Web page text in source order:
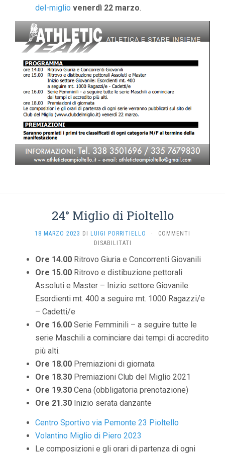
del-miglio venerdì 22 marzo.
24° Miglio di Pioltello
18 MARZO 2023 DI LUIGI PORRITIELLO ·
COMMENTI
DISABILITATI
MIGLIO
DI
Ore 14.00 Ritrovo Giuria e Concorrenti Giovanili
Ore 15.00 Ritrovo e distibuzione pettorali
Assoluti e Master – Inizio settore Giovanile:
Esordienti mt. 400 a seguire mt. 1000 Ragazzi/e
– Cadetti/e
Ore 16.00 Serie Femminili – a seguire tutte le
serie Maschili a cominciare dai tempi di accredito
più alti.
Ore 18.00 Premiazioni di giornata
Ore 18.30 Premiazioni Club del Miglio 2021
Ore 19.30 Cena (obbligatoria prenotazione)
Ore 21.30 Inizio serata danzante
Centro Sportivo via Pemonte 23 Pioltello
Volantino Miglio di Piero 2023
Le composizioni e gli orari di partenza di ogni